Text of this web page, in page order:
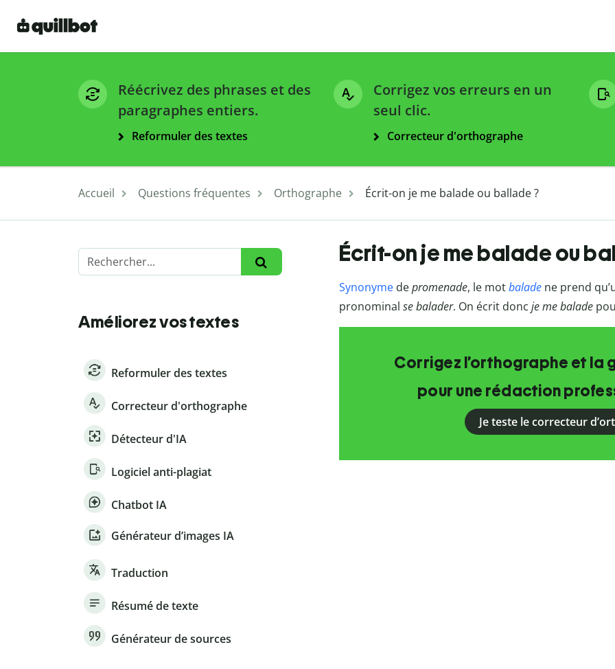
Réécrivez des phrases et des
paragraphes entiers.
Reformuler des textes
Corrigez vos erreurs en un
seul clic.
Correcteur d'orthographe
Accueil Questions fréquentes Orthographe Écrit-on je me balade ou ballade ?
Améliorez vos textes
Reformuler des textes
Correcteur d'orthographe
Détecteur d'IA
Logiciel anti-plagiat
Chatbot IA
Générateur d’images IA
Traduction
Résumé de texte
Générateur de sources
Écrit-on je me balade ou
Synonymedepromenade, le motbaladene prend
pronominal se balader. On écrit donc je me balade
Corrigez l’orthographe et la
pour une rédaction
Je teste le correcteur